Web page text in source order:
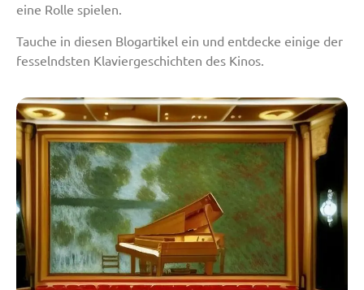
eine Rolle spielen.
Tauche in diesen Blogartikel ein und entdecke einige der
fesselndsten Klaviergeschichten des Kinos.